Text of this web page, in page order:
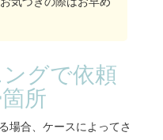
グで依頼
所
場合、ケースによってさ